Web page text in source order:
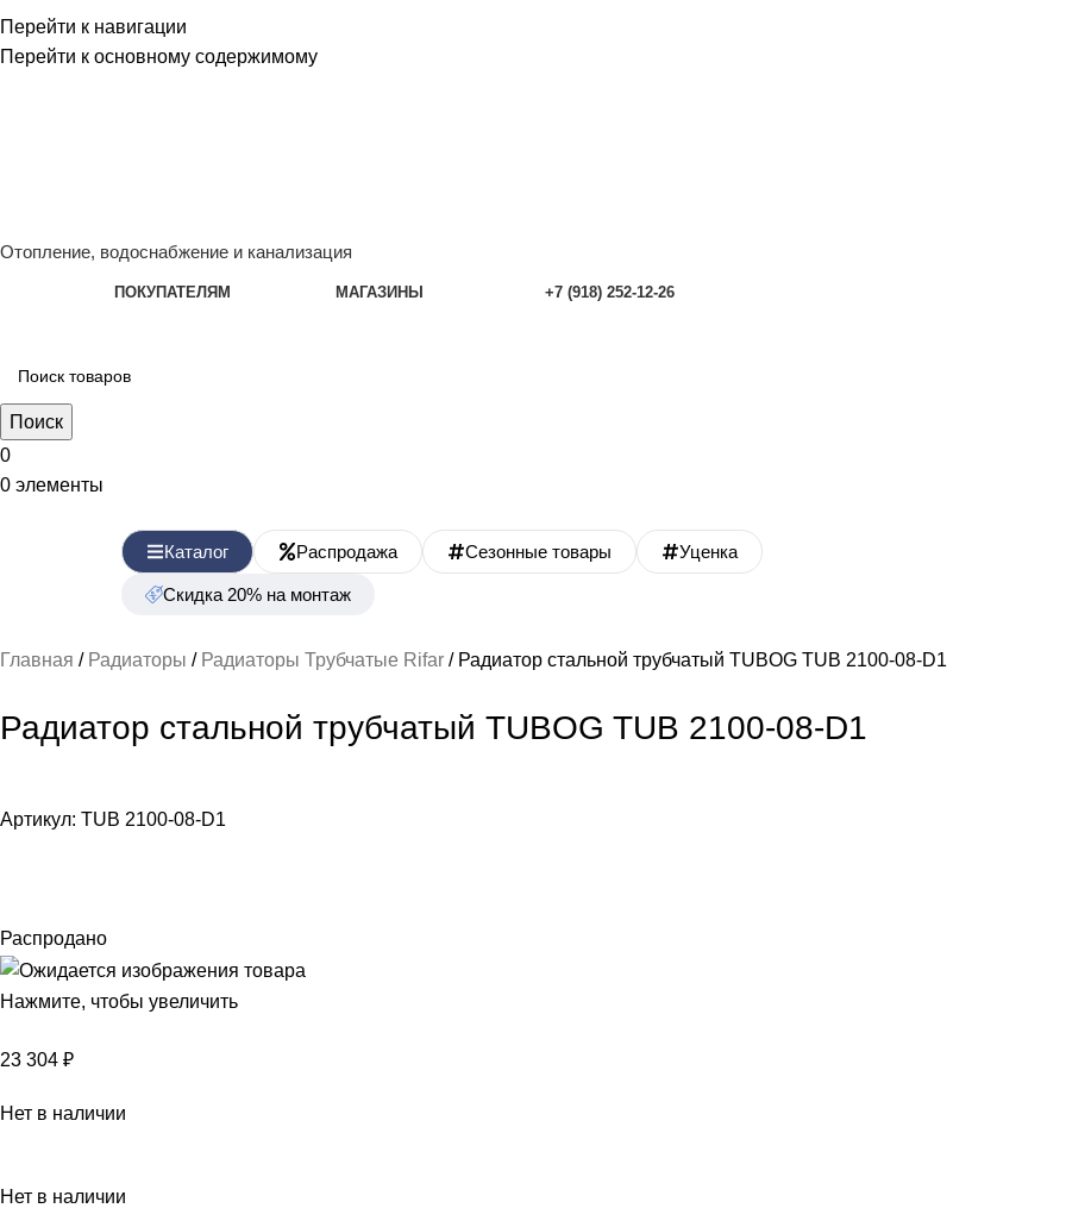
Перейти к навигации
Перейти к основному содержимому
Отопление, водоснабжение и канализация
ПОКУПАТЕЛЯМ МАГАЗИНЫ +7 (918) 252-12-26
Поиск
0
0 элементы
Каталог Распродажа Сезонные товары Уценка
Скидка 20% на монтаж
Главная Радиаторы Радиаторы Трубчатые Rifar Радиатор стальной трубчатый TUBOG TUB 2100-08-D1
Радиатор стальной трубчатый TUBOG TUB 2100-08-D1
Артикул: TUB 2100-08-D1
Распродано
Нажмите, чтобы увеличить
23 304 ₽
Нет в наличии
Нет в наличии